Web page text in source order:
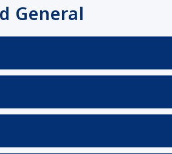
General